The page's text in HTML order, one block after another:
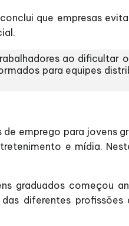
que empresas
ao dificultar
para equipes
emprego para jovens
e mídia.
graduados começou
diferentes profissões